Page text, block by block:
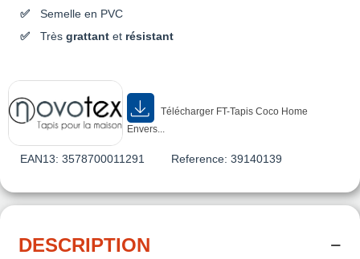
Semelle en PVC
Très grattant et résistant
Télécharger FT-Tapis Coco Home
Envers...
EAN13: 3578700011291 Reference: 39140139
DESCRIPTION